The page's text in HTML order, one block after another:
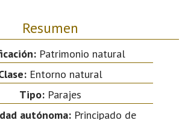
Resumen
Patrimonio natural
Entorno natural
Tipo:Parajes
autónoma:Principado de